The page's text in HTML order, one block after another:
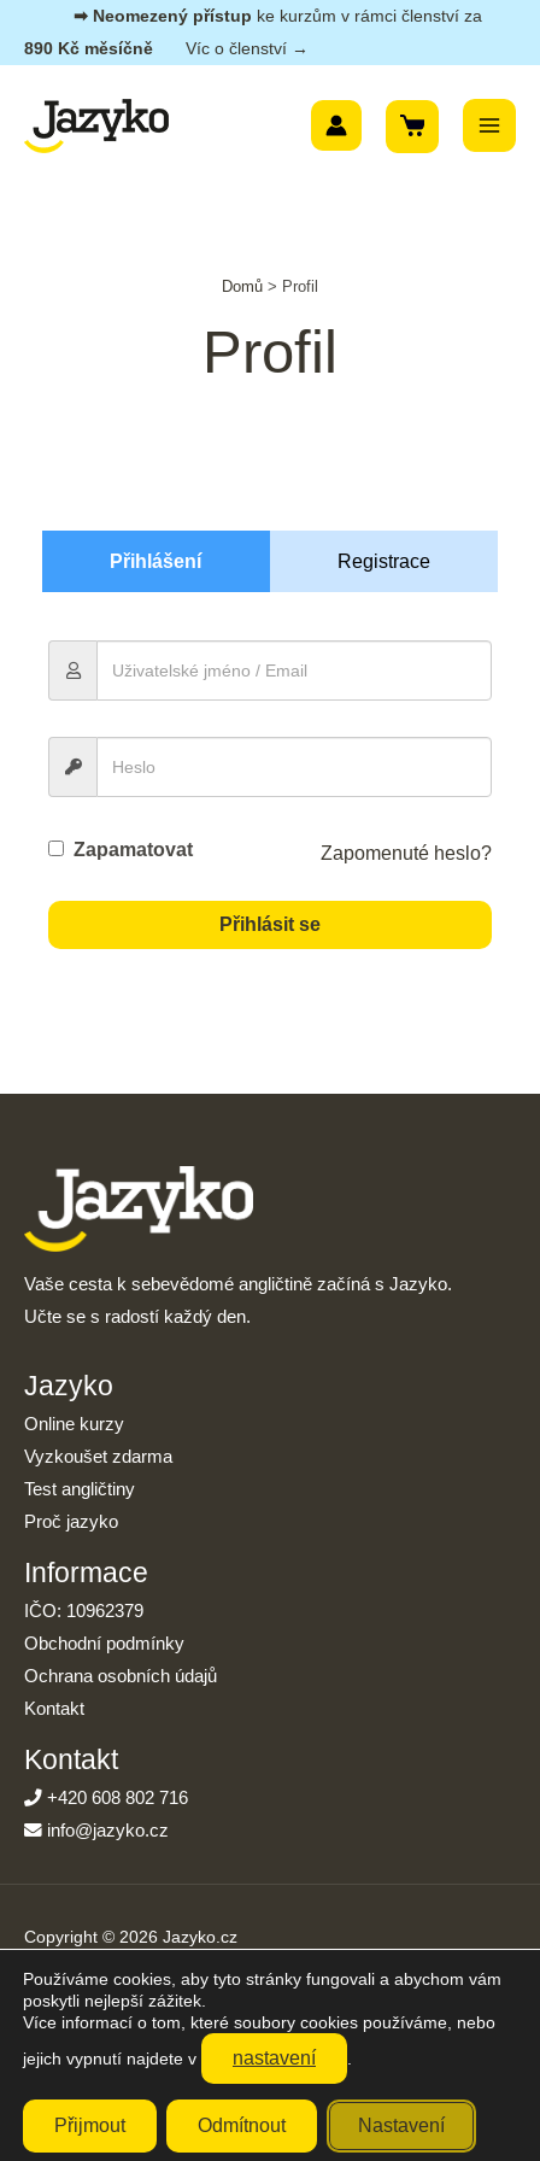
Přeskočit➡︎ Neomezený přístup ke kurzům v rámci členství za
890 Kč měsíčně
Víc o členství →
Menu
Domů > Profil
Profil
Přihlášení Registrace
Zapamatovat Zapomenuté heslo?
Přihlásit se
Vaše cesta k sebevědomé angličtině začíná s Jazyko.
Učte se s radostí každý den.
Jazyko
Online kurzy
Vyzkoušet zdarma
Test angličtiny
Proč jazyko
Informace
IČO: 10962379
Obchodní podmínky
Ochrana osobních údajů
Kontakt
Kontakt
+420 608 802 716
info@jazyko.cz
Copyright © 2026 Jazyko.cz
Online kurzy angličtiny s podporou živého lektora. Učíte se jen
20 minut denně.
Přijímáme platby online
Používáme cookies, aby tyto stránky fungovali a abychom vám
poskytli nejlepší zážitek.
Více informací o tom, které soubory cookies používáme, nebo
jejich vypnutí najdete v
nastavení
Přijmout Odmítnout Nastavení